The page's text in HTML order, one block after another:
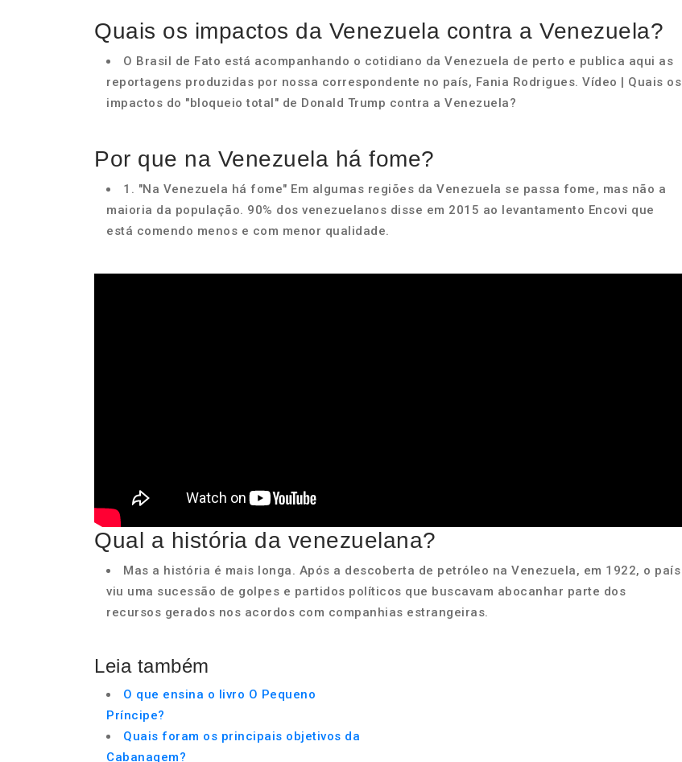
Quais os impactos da Venezuela contra a Venezuela?
O Brasil de Fato está acompanhando o cotidiano da Venezuela de perto e publica aqui as
reportagens produzidas por nossa correspondente no país, Fania Rodrigues. Vídeo | Quais os
impactos do "bloqueio total" de Donald Trump contra a Venezuela?
Por que na Venezuela há fome?
1. "Na Venezuela há fome" Em algumas regiões da Venezuela se passa fome, mas não a
maioria da população. 90% dos venezuelanos disse em 2015 ao levantamento Encovi que
está comendo menos e com menor qualidade.
Qual a história da venezuelana?
Mas a história é mais longa. Após a descoberta de petróleo na Venezuela, em 1922, o país
viu uma sucessão de golpes e partidos políticos que buscavam abocanhar parte dos
recursos gerados nos acordos com companhias estrangeiras.
Leia também
O que ensina o livro O Pequeno
Príncipe?
Quais foram os principais objetivos da
Cabanagem?